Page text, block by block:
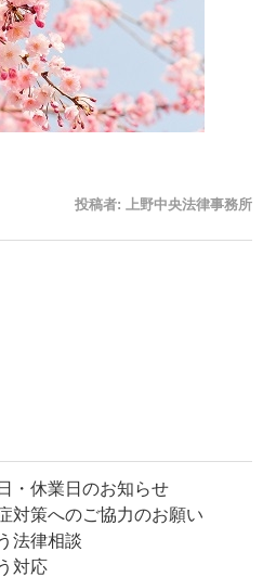
投稿者: 上野中央法律事務所
・休業日のお知らせ
対策へのご協力のお願い
法律相談
対応